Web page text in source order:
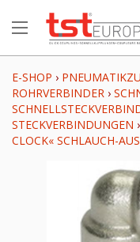
E-SHOP ›
ROHRVERBINDER ›
STECKVERBINDUNGEN ›
CLOCK« SCHLAUCH-